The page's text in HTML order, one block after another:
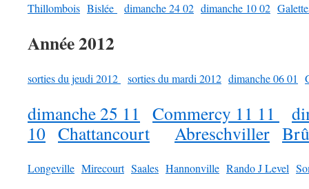
Thillombois Bislée dimanche 24 02 dimanche 10 02
Année 2012
sorties du jeudi 2012 sorties du mardi 2012 dimanche 06 01
dimanche 25 11 Commercy 11 11
10 Chattancourt Abreschviller
Longeville Mirecourt Saales Hannonville Rando J Level